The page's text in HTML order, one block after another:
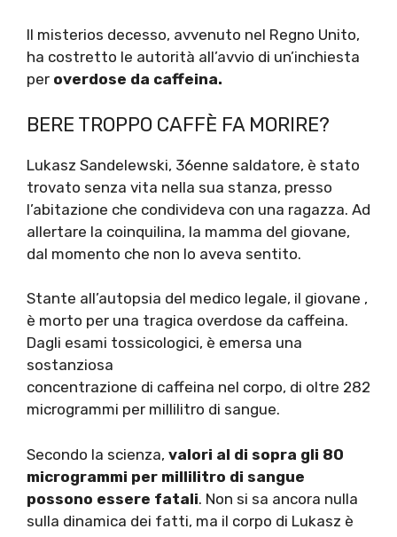
Il misterios decesso, avvenuto nel Regno Unito,
ha costretto le autorità all’avvio di un’inchiesta
per overdose da caffeina.
BERE TROPPO CAFFÈ FA MORIRE?
Lukasz Sandelewski, 36enne saldatore, è stato
trovato senza vita nella sua stanza, presso
l’abitazione che condivideva con una ragazza. Ad
allertare la coinquilina, la mamma del giovane,
dal momento che non lo aveva sentito.
Stante all’autopsia del medico legale, il giovane ,
è morto per una tragica overdose da caffeina.
Dagli esami tossicologici, è emersa una
sostanziosa
concentrazione di caffeina nel corpo, di oltre 282
microgrammi per millilitro di sangue.
Secondo la scienza, valori al di sopra gli 80
microgrammi per millilitro di sangue
possono essere fatali. Non si sa ancora nulla
sulla dinamica dei fatti, ma il corpo di Lukasz è